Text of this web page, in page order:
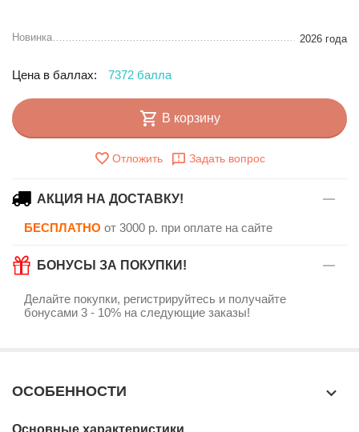
Новинка 2026 года
Цена в баллах: 7372 балла
В корзину
Отложить Задать вопрос
АКЦИЯ НА ДОСТАВКУ!
БЕСПЛАТНО от 3000 р. при оплате на сайте
БОНУСЫ ЗА ПОКУПКИ!
Делайте покупки, регистрируйтесь и получайте
бонусами 3 - 10% на следующие заказы!
ОСОБЕННОСТИ
Основные характеристики